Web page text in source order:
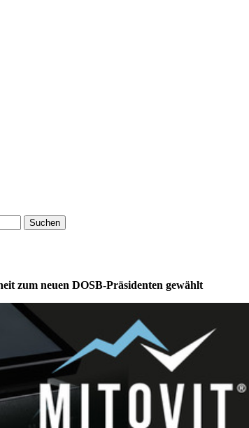
Suchen
zum neuen DOSB-Präsidenten gewählt